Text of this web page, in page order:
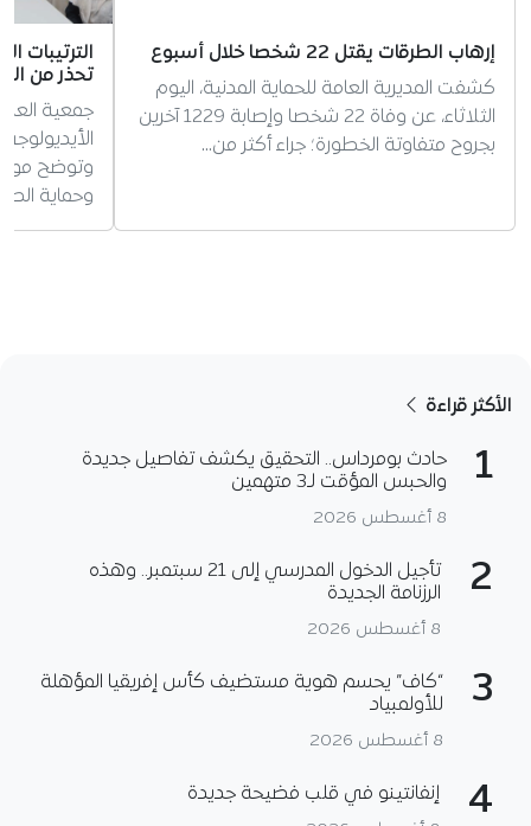
إرهاب الطرقات يقتل 22 شخصا خلال أسبوع
كشفت المديرية العامة للحماية المدنية، اليوم
الثلاثاء، عن وفاة 22 شخصا وإصابة 1229 آخرين
بجروح متفاوتة الخطورة؛ جراء أكثر من…
الترتيبات
تحذر من
جمعية
وتوضح
وحماية
الأكثر قراءة
1
حادث بومرداس.. التحقيق يكشف تفاصيل جديدة
والحبس المؤقت لـ3 متهمين
8 أغسطس 2026
2
تأجيل الدخول المدرسي إلى 21 سبتمبر.. وهذه
الرزنامة الجديدة
8 أغسطس 2026
3
“كاف” يحسم هوية مستضيف كأس إفريقيا المؤهلة
للأولمبياد
8 أغسطس 2026
4 إنفانتينو في قلب فضيحة جديدة